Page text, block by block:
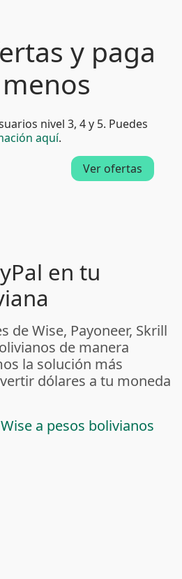
y paga
nivel 3, 4 y 5. Puedes
aquí.
Ver ofertas
en tu
de Wise, Payoneer, Skrill
de manera
la solución más
dólares a tu moneda
a pesos bolivianos